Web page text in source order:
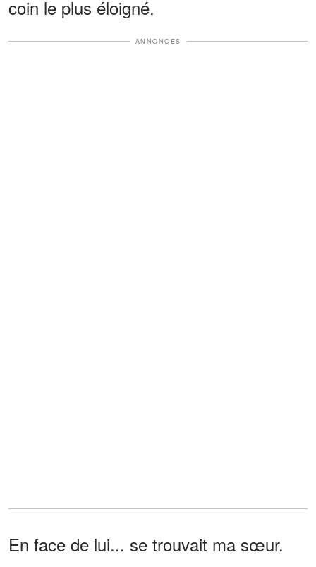
coin le plus éloigné.
ANNONCES
En face de lui... se trouvait ma sœur.